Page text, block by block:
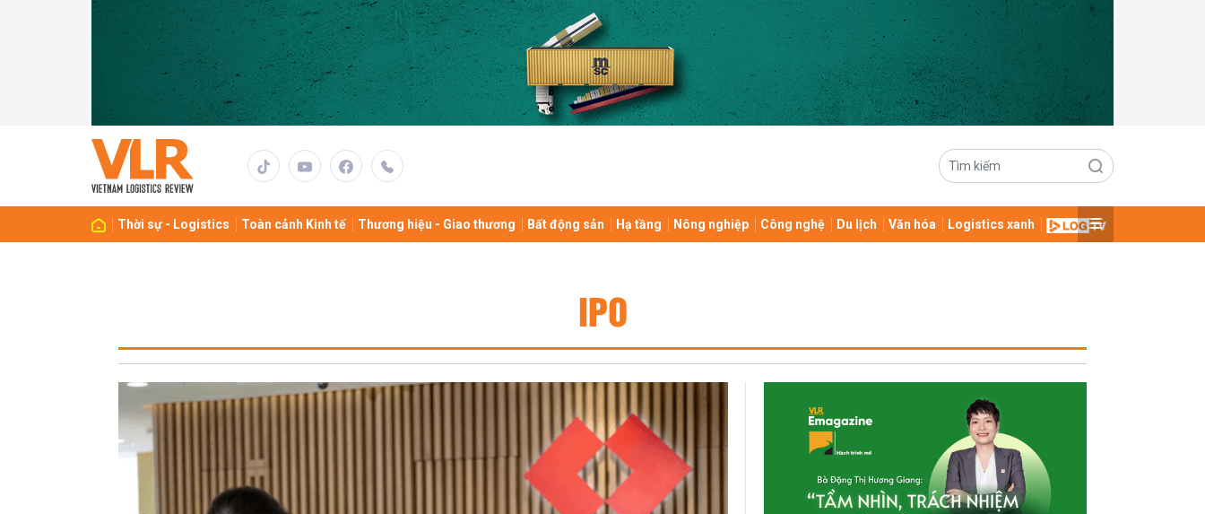
Thời sự - Logistics Toàn cảnh Kinh tế Thương hiệu - Giao thương Bất động sản Hạ tầng Nông nghiệp Công nghệ Du lịch Văn hóa Logistics xanh
IPO